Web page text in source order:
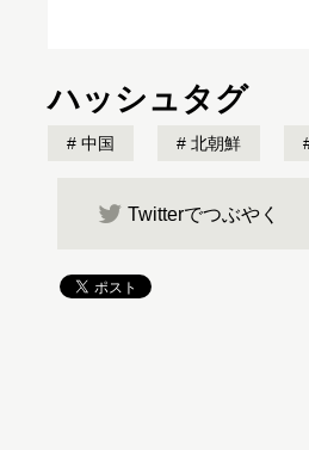
ハッシュタグ
中国 北朝鮮
Twitterでつぶやく